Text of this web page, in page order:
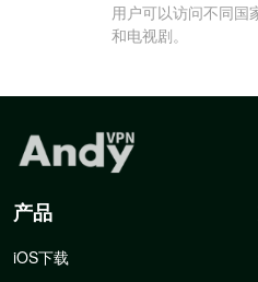
用户可以访问不同国
和电视剧。
产品
iOS下载